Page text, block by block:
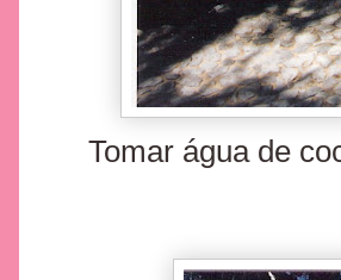
Tomar água de